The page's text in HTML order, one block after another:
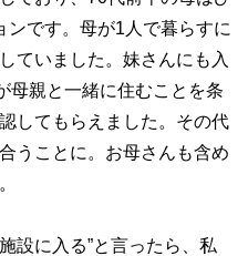
ンです。母が1人で暮らすに
ていました。妹さんにも入
母親と一緒に住むことを条
してもらえました。その代
うことに。お母さんも含め
設に入る”と言ったら、私